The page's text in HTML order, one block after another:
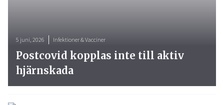
5 juni, 2026 Infektioner & Vacciner
Postcovid kopplas inte till aktiv
hjärnskada